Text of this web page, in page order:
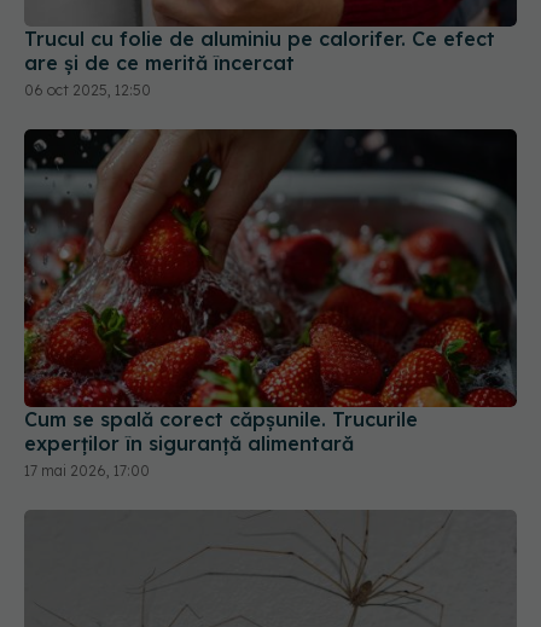
Cum se spală corect căpșunile. Trucurile
experților în siguranță alimentară
17 mai 2026, 17:00